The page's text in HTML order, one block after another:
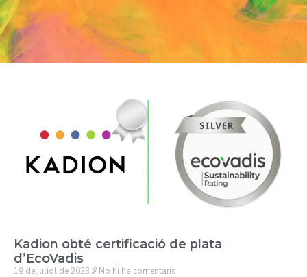
Kadion obté certificació de plata
d’EcoVadis
19 de juliol de 2023 No hi ha comentaris